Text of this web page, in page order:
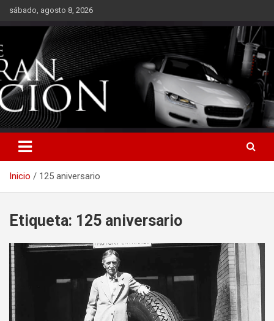
Saltarsábado, agosto 8, 2026
Inicio 125 aniversario
Etiqueta: 125 aniversario